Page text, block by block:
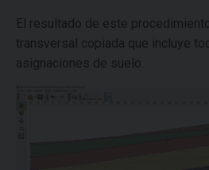
El resultado de este
transversal copiada que incluye
asignaciones de suelo.